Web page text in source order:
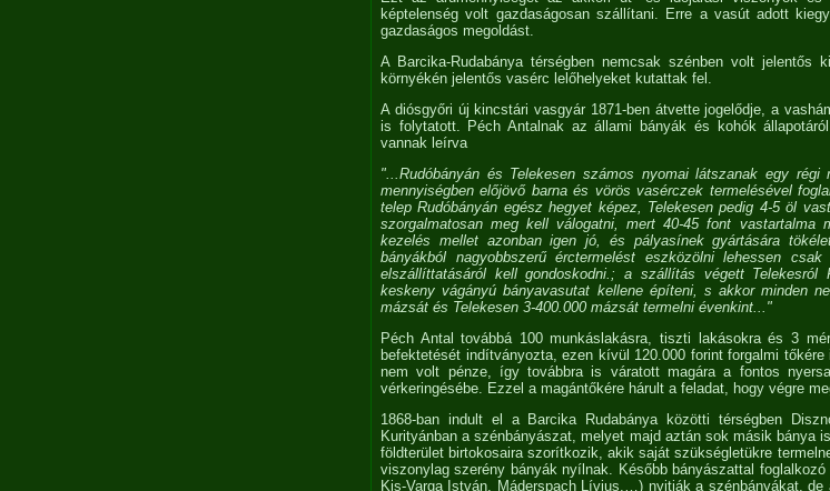
képtelenség volt gazdaságosan szállítani. Erre a vasút adott
gazdaságos megoldást.
A Barcika-Rudabánya térségben nemcsak szénben volt jelentős
környékén jelentős vasérc lelőhelyeket kutattak fel.
A diósgyőri új kincstári vasgyár 1871-ben átvette jogelődje, a
is folytatott. Péch Antalnak az állami bányák és kohók
vannak leírva
"...Rudóbányán és Telekesen számos nyomai látszanak egy
mennyiségben előjövő barna és vörös vasérczek termelésével
telep Rudóbányán egész hegyet képez, Telekesen pedig 4-5 öl
szorgalmatosan meg kell válogatni, mert 40-45 font vastartalma
kezelés mellet azonban igen jó, és pályasínek gyártására
bányákból nagyobbszerű érctermelést eszközölni lehessen
elszállíttatásáról kell gondoskodni.; a szállítás végett Telekesról
keskeny vágányú bányavasutat kellene építeni, s akkor minden
mázsát és Telekesen 3-400.000 mázsát termelni évenkint..."
Péch Antal továbbá 100 munkáslakásra, tiszti lakásokra és 3
befektetését indítványozta, ezen kívül 120.000 forint forgalmi
nem volt pénze, így továbbra is váratott magára a fontos
vérkeringésébe. Ezzel a magántőkére hárult a feladat, hogy végre
1868-ban indult el a Barcika Rudabánya közötti térségben
Kurityánban a szénbányászat, melyet majd aztán sok másik bánya
földterület birtokosaira szorítkozik, akik saját szükségletükre
viszonylag szerény bányák nyílnak. Később bányászattal
Kis-Varga István, Máderspach Lívius.…) nyitják a szénbányákat,